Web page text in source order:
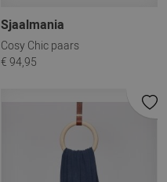
Sjaalmania
Cosy Chic paars
€ 94,95